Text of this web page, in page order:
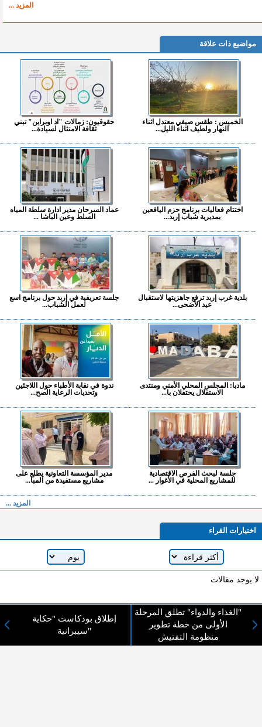
المزيد ...
مواضيع ذات علاقة
الخميس : طقس صيفي معتدل اثناء
النهار ولطيف اثناء الليل...
حقوقيون: زمالات "اد اوبراين" تبني
ثقافة الامتثال لسيادة...
اختتام فعاليات برنامج حزم اليافعين
بمديرية شباب إربد...
عماد السرحان مدير ادارة سلطة المياه
السلط وعين الباشا ...
بلدية غرب إربد ترفع جاهزيتها لاستقبال
عيد الأضحى...
جلسة تعريفية في إربد حول برنامج اسع
لعمل الشباب...
مادبا: المجلس المحلي الأمني ومنتدى
الاستقلال يحتفلان با...
ندوة في نقابة الأطباء حول اللاجئين
وتحديات الرعاية الصح...
جلسة لبحث الفرص الاقتصادية
للمشاريع المحلية في الأغوار ...
مدير المؤسسة التعاونية يطلع على
مشاريع مستفيدة من المبا...
المزيد ...
اختيارات القراء
لا يوجد مقالات
"الغذاء والدواء" تطلق المرحلة
الأولى من خطة تطوير
منظومة التفتيش
إطلاق بودكاست "حكاية
سيبرانية"
لا مانع من الإقتباس وإعادة النشر شريط ذكر المصدر ( المدينة نيوز ) - الآراء والتعليقات
المنشورة تعبر عن رأي أصحابها فقط